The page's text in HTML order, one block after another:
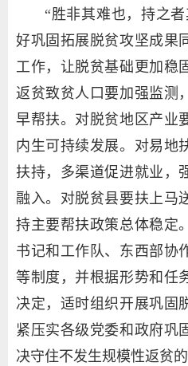
“胜非其难也，持之
好巩固拓展脱贫攻坚成果
工作，让脱贫基础更加稳
返贫致贫人口要加强监测
早帮扶。对脱贫地区产业
内生可持续发展。对易地
扶持，多渠道促进就业，
融入。对脱贫县要扶上马
持主要帮扶政策总体稳定
书记和工作队、东西部协
等制度，并根据形势和任
决定，适时组织开展巩固
紧压实各级党委和政府巩
决守住不发生规模性返贫的